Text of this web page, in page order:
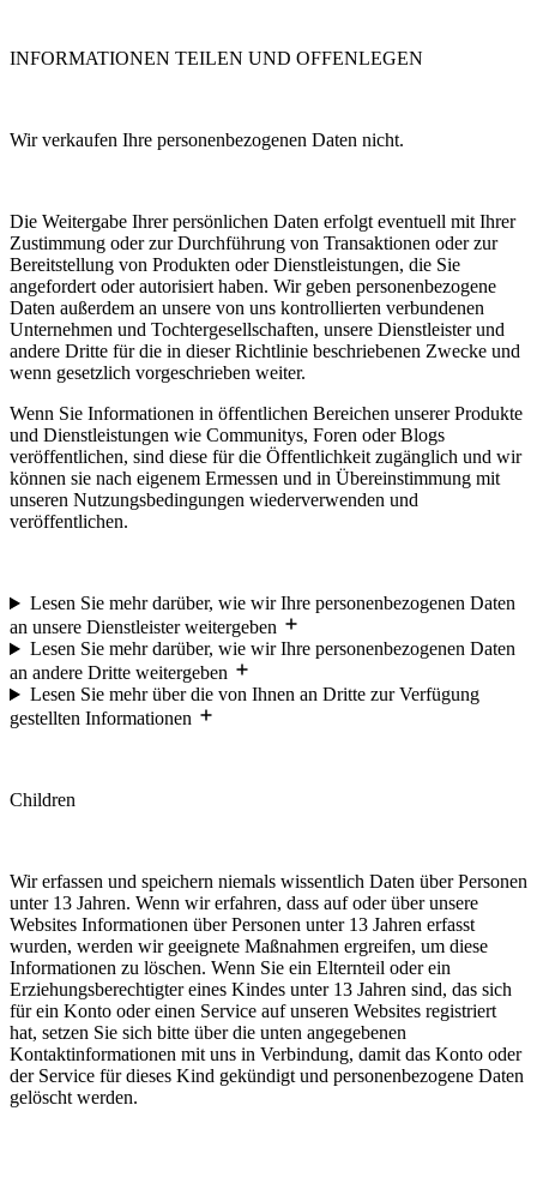
INFORMATIONEN TEILEN UND OFFENLEGEN
Wir verkaufen Ihre personenbezogenen Daten nicht.
Die Weitergabe Ihrer persönlichen Daten erfolgt eventuell mit Ihrer
Zustimmung oder zur Durchführung von Transaktionen oder zur
Bereitstellung von Produkten oder Dienstleistungen, die Sie
angefordert oder autorisiert haben. Wir geben personenbezogene
Daten außerdem an unsere von uns kontrollierten verbundenen
Unternehmen und Tochtergesellschaften, unsere Dienstleister und
andere Dritte für die in dieser Richtlinie beschriebenen Zwecke und
wenn gesetzlich vorgeschrieben weiter.
Wenn Sie Informationen in öffentlichen Bereichen unserer Produkte
und Dienstleistungen wie Communitys, Foren oder Blogs
veröffentlichen, sind diese für die Öffentlichkeit zugänglich und wir
können sie nach eigenem Ermessen und in Übereinstimmung mit
unseren Nutzungsbedingungen wiederverwenden und
veröffentlichen.
Lesen Sie mehr darüber, wie wir Ihre personenbezogenen Daten
an unsere Dienstleister weitergeben
Lesen Sie mehr darüber, wie wir Ihre personenbezogenen Daten
an andere Dritte weitergeben
Lesen Sie mehr über die von Ihnen an Dritte zur Verfügung
gestellten Informationen
Children
Wir erfassen und speichern niemals wissentlich Daten über Personen
unter 13 Jahren. Wenn wir erfahren, dass auf oder über unsere
Websites Informationen über Personen unter 13 Jahren erfasst
wurden, werden wir geeignete Maßnahmen ergreifen, um diese
Informationen zu löschen. Wenn Sie ein Elternteil oder ein
Erziehungsberechtigter eines Kindes unter 13 Jahren sind, das sich
für ein Konto oder einen Service auf unseren Websites registriert
hat, setzen Sie sich bitte über die unten angegebenen
Kontaktinformationen mit uns in Verbindung, damit das Konto oder
der Service für dieses Kind gekündigt und personenbezogene Daten
gelöscht werden.